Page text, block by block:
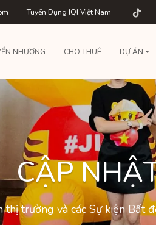
Tuyển Dụng IQI Việt Nam
NHƯỢNG CHO THUÊ DỰ ÁN
CẬP
trường và các Sự kiện Bất